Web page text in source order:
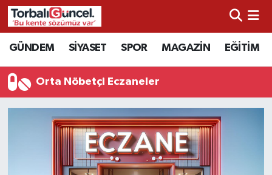
GÜNDEM SİYASET SPOR MAGAZİN EĞİTİM
Orta Nöbetçi Eczaneler
İzmir Nöbetçi Eczaneler
İzmir Hava Durumu
İzmir Namaz Vakitleri
İzmir Trafik Yoğunluk Haritası
Süper Lig Puan Durumu ve Fikstür